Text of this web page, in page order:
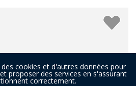
cookies et d'autres données pour
proposer des services en s'assurant
correctement.